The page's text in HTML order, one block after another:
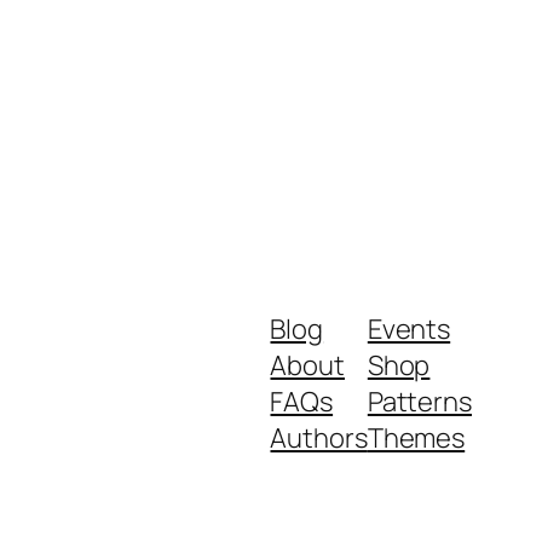
Blog
About
FAQs
Authors
Events
Shop
Patterns
Themes